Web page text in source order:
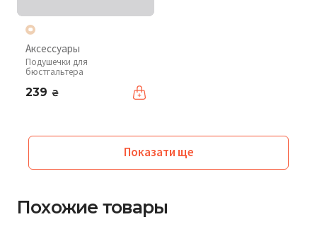
Аксессуары
Подушечки для
бюстгальтера
239 ₴
Показати ще
Похожие товары